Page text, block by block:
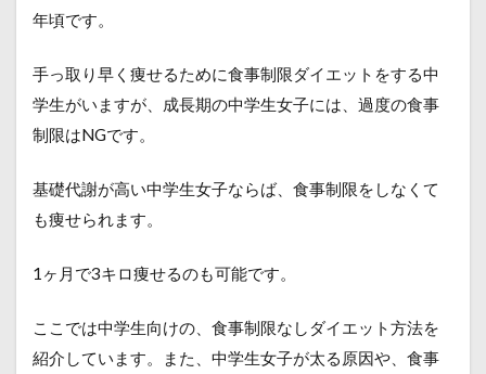
年頃です。
手っ取り早く痩せるために食事制限ダイエットをする中
学生がいますが、成長期の中学生女子には、過度の食事
制限はNGです。
基礎代謝が高い中学生女子ならば、食事制限をしなくて
も痩せられます。
1ヶ月で3キロ痩せるのも可能です。
ここでは中学生向けの、食事制限なしダイエット方法を
紹介しています。また、中学生女子が太る原因や、食事